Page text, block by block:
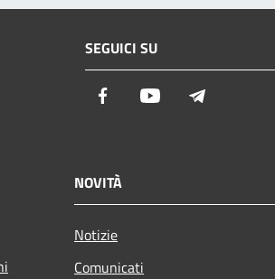
SEGUICI SU
Facebook Youtube
NOVITÀ
Notizie
Comunicati